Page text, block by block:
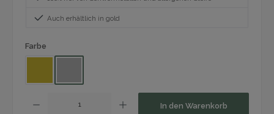
Auch erhältlich in gold
Farbe
In den Warenkorb